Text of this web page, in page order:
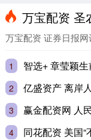
万宝配资 圣农发展：截
万宝配资 证券日报
1 智选+ 章莹颖生前
2
亿盛资产 离岸人民
3
赢金配资网 人
4
同花配资 美国“不作